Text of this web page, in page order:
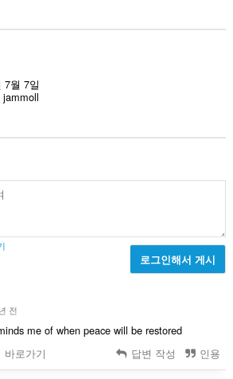
7월 7일
jammoll
로그인해서 게시
전
me of when peace will be restored
바로가기 답변 작성 인용